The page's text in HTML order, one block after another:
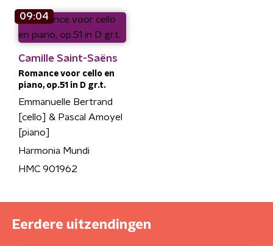
09:04
Camille Saint-Saëns
Romance voor cello en
piano, op.51 in D gr.t.
Emmanuelle Bertrand
[cello] & Pascal Amoyel
[piano]
Harmonia Mundi
HMC 901962
Eerdere uitzendingen